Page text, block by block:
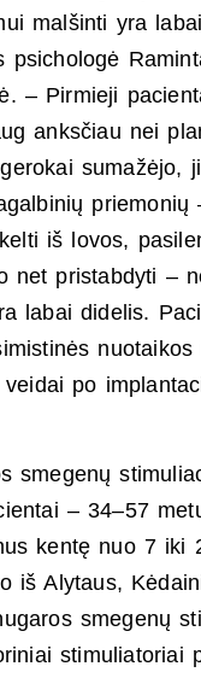
malšinti yra
psichologė
– Pirmieji
anksčiau nei
sumažėjo,
priemonių
iš lovos,
net pristabdyti –
labai didelis.
po
smegenų
– 34–57
kentę nuo 7 iki
iš Alytaus,
smegenų
stimuliatoriai